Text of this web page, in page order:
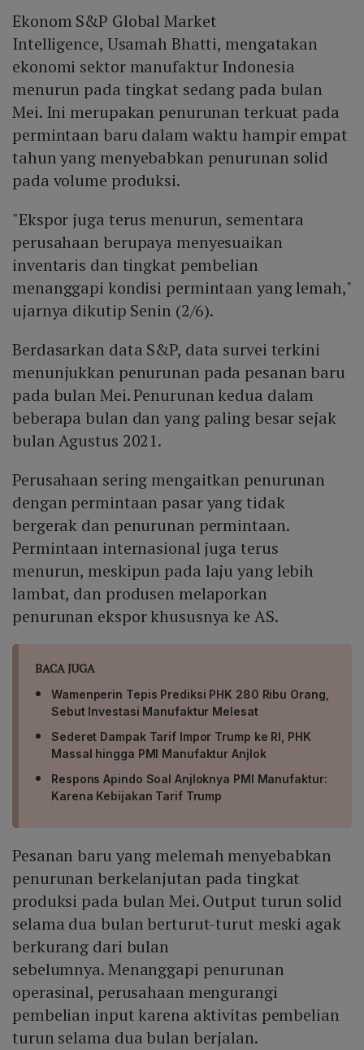
Ekonom S&P Global Market
Intelligence, Usamah Bhatti, mengatakan
ekonomi sektor manufaktur Indonesia
menurun pada tingkat sedang pada bulan
Mei. Ini merupakan penurunan terkuat pada
permintaan baru dalam waktu hampir empat
tahun yang menyebabkan penurunan solid
pada volume produksi.
"Ekspor juga terus menurun, sementara
perusahaan berupaya menyesuaikan
inventaris dan tingkat pembelian
menanggapi kondisi permintaan yang lemah,"
ujarnya dikutip Senin (2/6).
Berdasarkan data S&P, data survei terkini
menunjukkan penurunan pada pesanan baru
pada bulan Mei. Penurunan kedua dalam
beberapa bulan dan yang paling besar sejak
bulan Agustus 2021.
Perusahaan sering mengaitkan penurunan
dengan permintaan pasar yang tidak
bergerak dan penurunan permintaan.
Permintaan internasional juga terus
menurun, meskipun pada laju yang lebih
lambat, dan produsen melaporkan
penurunan ekspor khususnya ke AS.
BACA JUGA
Wamenperin Tepis Prediksi PHK 280 Ribu Orang,
Sebut Investasi Manufaktur Melesat
Sederet Dampak Tarif Impor Trump ke RI, PHK
Massal hingga PMI Manufaktur Anjlok
Respons Apindo Soal Anjloknya PMI Manufaktur:
Karena Kebijakan Tarif Trump
Pesanan baru yang melemah menyebabkan
penurunan berkelanjutan pada tingkat
produksi pada bulan Mei. Output turun solid
selama dua bulan berturut-turut meski agak
berkurang dari bulan
sebelumnya. Menanggapi penurunan
operasinal, perusahaan mengurangi
pembelian input karena aktivitas pembelian
turun selama dua bulan berjalan.